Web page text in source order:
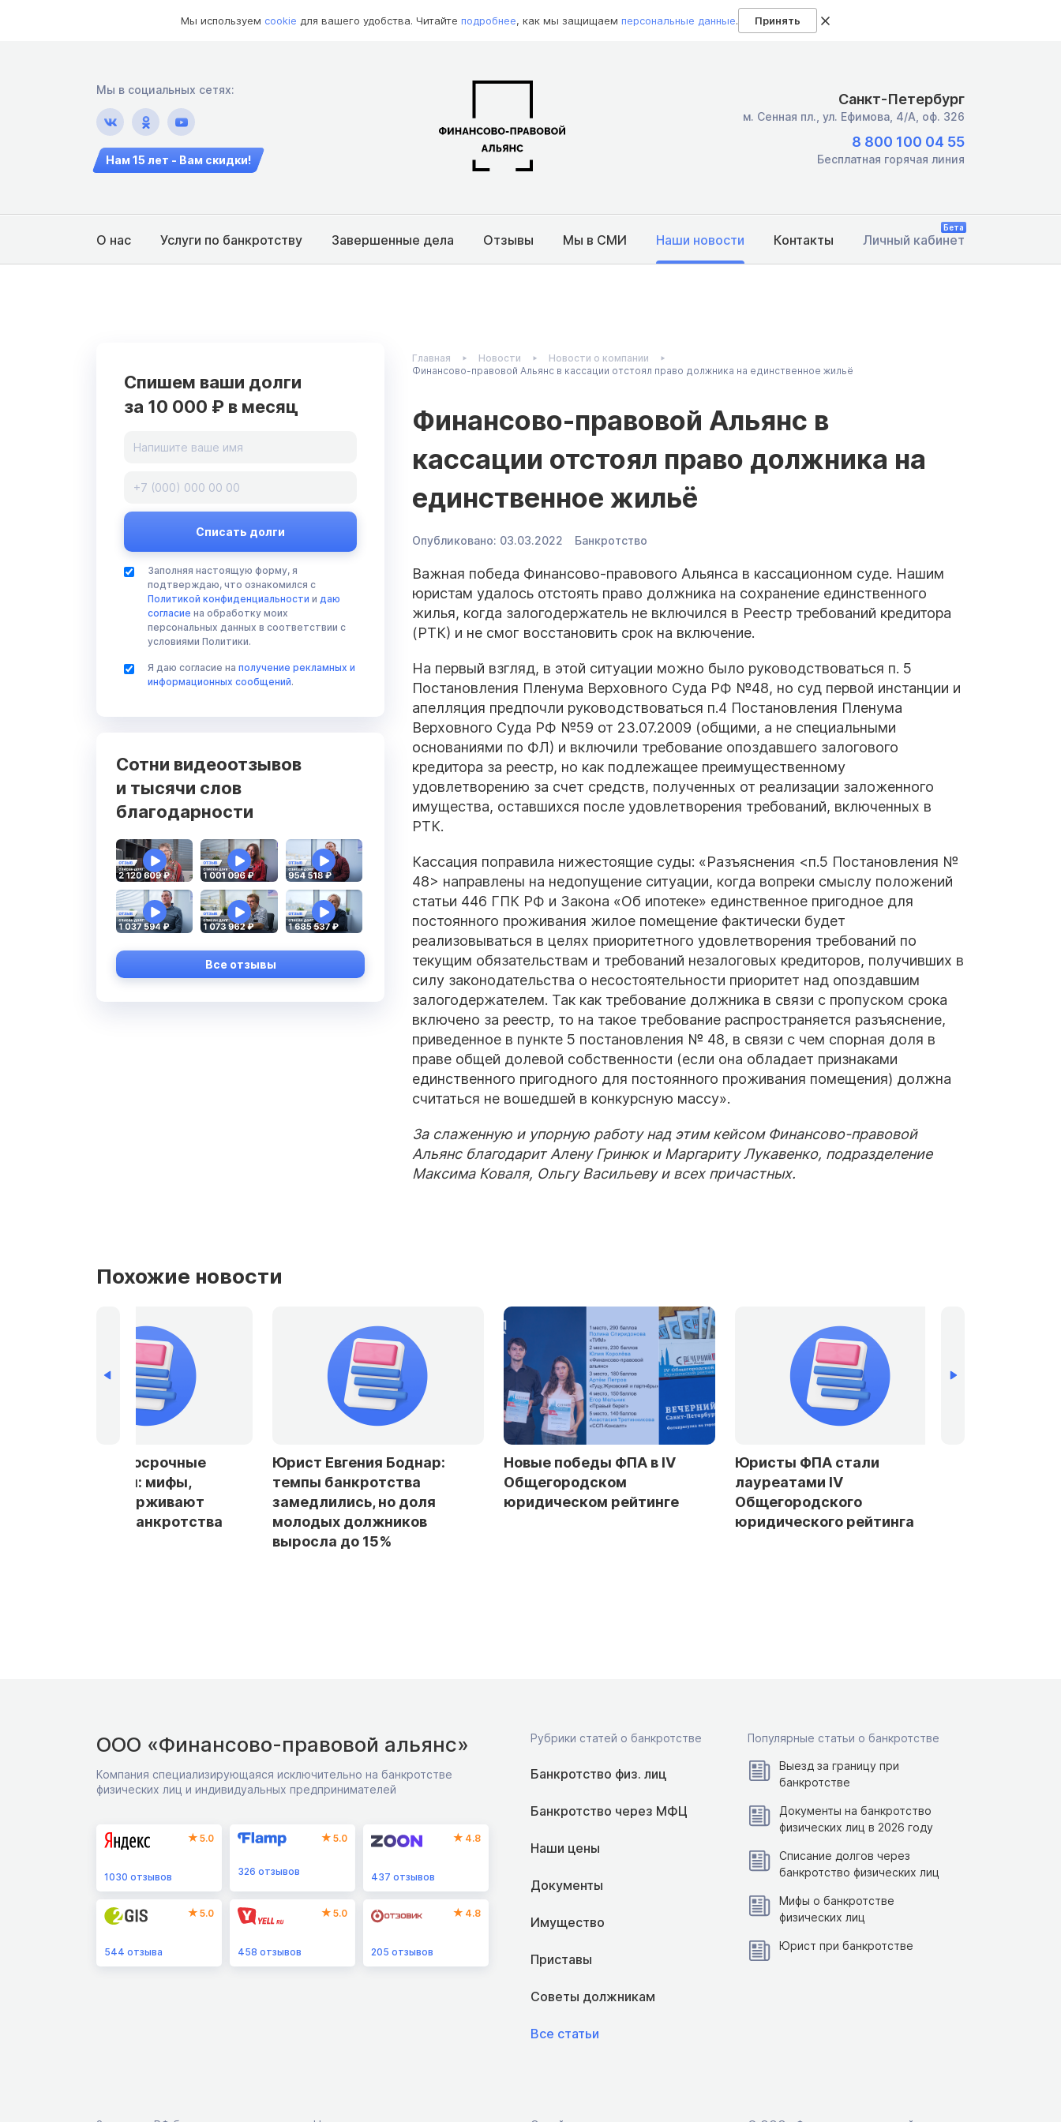
Мы используем cookie для вашего удобства. Читайте подробнее, как мы защищаем персональные данные. Принять
Мы в социальных сетях:
Нам 15 лет - Вам скидки!
Санкт-Петербург
м. Сенная пл., ул. Ефимова, 4/А, оф. 326
8 800 100 04 55
Бесплатная горячая линия
О нас Услуги по банкротству Завершенные дела Отзывы Мы в СМИ Наши новости Контакты Личный кабинет
Бета
Спишем ваши долги
за 10 000 ₽ в месяц
Заполняя настоящую форму, я
подтверждаю, что ознакомился с
Политикой конфиденциальности и даю
согласие на обработку моих
персональных данных в соответствии с
условиями Политики.
Я даю согласие на получение рекламных и
информационных сообщений.
Сотни видеоотзывов
и тысячи слов
благодарности
Все отзывы
Главная Новости
Новости о компании
Финансово-правовой Альянс в кассации отстоял право должника на единственное жильё
Финансово-правовой Альянс в
кассации отстоял право должника на
единственное жильё
Опубликовано: 03.03.2022 Банкротство
Важная победа Финансово-правового Альянса в кассационном суде. Нашим
юристам удалось отстоять право должника на сохранение единственного
жилья, когда залогодержатель не включился в Реестр требований кредитора
(РТК) и не смог восстановить срок на включение.
На первый взгляд, в этой ситуации можно было руководствоваться п. 5
Постановления Пленума Верховного Суда РФ №48, но суд первой инстанции и
апелляция предпочли руководствоваться п.4 Постановления Пленума
Верховного Суда РФ №59 от 23.07.2009 (общими, а не специальными
основаниями по ФЛ) и включили требование опоздавшего залогового
кредитора за реестр, но как подлежащее преимущественному
удовлетворению за счет средств, полученных от реализации заложенного
имущества, оставшихся после удовлетворения требований, включенных в
РТК.
Кассация поправила нижестоящие суды: «Разъяснения <п.5 Постановления №
48> направлены на недопущение ситуации, когда вопреки смыслу положений
статьи 446 ГПК РФ и Закона «Об ипотеке» единственное пригодное для
постоянного проживания жилое помещение фактически будет
реализовываться в целях приоритетного удовлетворения требований по
текущим обязательствам и требований незалоговых кредиторов, получивших в
силу законодательства о несостоятельности приоритет над опоздавшим
залогодержателем. Так как требование должника в связи с пропуском срока
включено за реестр, то на такое требование распространяется разъяснение,
приведенное в пункте 5 постановления № 48, в связи с чем спорная доля в
праве общей долевой собственности (если она обладает признаками
единственного пригодного для постоянного проживания помещения) должна
считаться не вошедшей в конкурсную массу».
За слаженную и упорную работу над этим кейсом Финансово-правовой
Альянс благодарит Алену Гринюк и Маргариту Лукавенко, подразделение
Максима Коваля, Ольгу Васильеву и всех причастных.
Похожие новости
Юрист Евгения Боднар:
темпы банкротства
замедлились, но доля
молодых должников
Новые победы ФПА в IV
Общегородском
юридическом рейтинге
Юристы ФПА стали
лауреатами IV
Общегородского
юридического рейтинга
Стыд и долгосрочные
последствия: мифы,
которые удерживают
россиян от банкротства
ООО «Финансово-правовой альянс»
Компания специализирующаяся исключительно на банкротстве
физических лиц и индивидуальных предпринимателей
5.0
1030 отзывов
5.0
326 отзывов
4.8
437 отзывов
5.0
544 отзыва
5.0
458 отзывов
4.8
205 отзывов
Рубрики статей о банкротстве
Банкротство физ. лиц
Банкротство через МФЦ
Наши цены
Документы
Имущество
Приставы
Советы должникам
Все статьи
Популярные статьи о банкротстве
Выезд за границу при
банкротстве
Документы на банкротство
физических лиц в 2026 году
Списание долгов через
банкротство физических лиц
Мифы о банкротстве
физических лиц
Юрист при банкротстве